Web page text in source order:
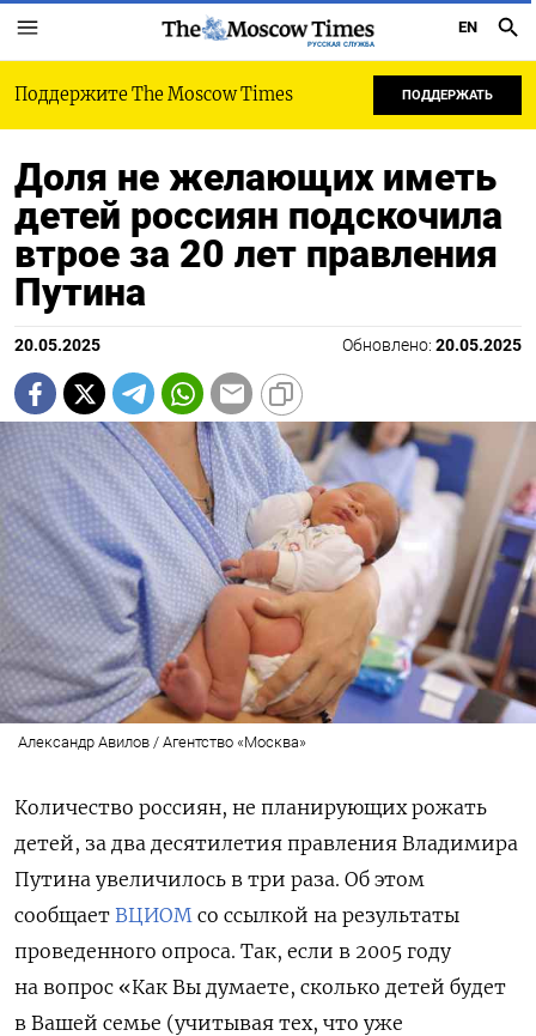
РУССКАЯ СЛУЖБА
EN
Поддержите The Moscow Times ПОДДЕРЖАТЬ
Доля не желающих иметь
детей россиян подскочила
втрое за 20 лет правления
Путина
20.05.2025 Обновлено: 20.05.2025
Александр Авилов / Агентство «Москва»
Количество россиян, не планирующих рожать
детей, за два десятилетия правления Владимира
Путина увеличилось в три раза. Об этом
сообщает ВЦИОМ со ссылкой на результаты
проведенного опроса. Так, если в 2005 году
на вопрос «Как Вы думаете, сколько детей будет
в Вашей семье (учитывая тех, что уже